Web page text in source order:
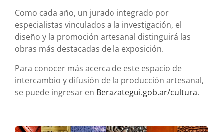
Como cada año, un jurado integrado por
especialistas vinculados a la investigación, el
diseño y la promoción artesanal distinguirá las
obras más destacadas de la exposición.
Para conocer más acerca de este espacio de
intercambio y difusión de la producción artesanal,
se puede ingresar en Berazategui.gob.ar/cultura.